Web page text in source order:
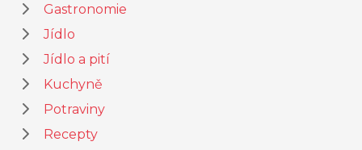
Gastronomie
Jídlo
Jídlo a pití
Kuchyně
Potraviny
Recepty